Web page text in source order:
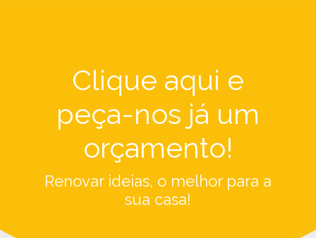
Clique aqui e
peça-nos já um
orçamento!
Renovar ideias, o melhor para a
sua casa!